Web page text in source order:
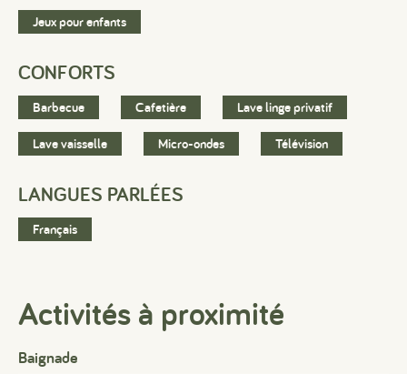
Jeux pour enfants
CONFORTS
Barbecue Cafetière Lave linge privatif
Lave vaisselle Micro-ondes Télévision
LANGUES PARLÉES
Français
Activités à proximité
Baignade
# # #